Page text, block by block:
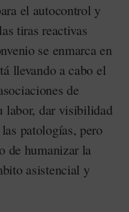
el autocontrol y
tiras reactivas
se enmarca en
llevando a cabo el
de
labor, dar visibilidad
patologías, pero
de humanizar la
asistencial y